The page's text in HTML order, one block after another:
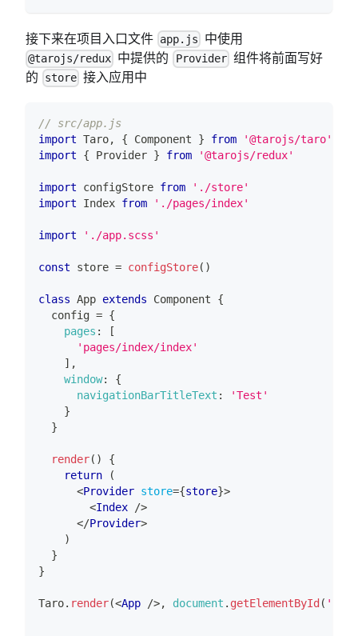
接下来在项目入口文件 app.js 中使用
@tarojs/redux 中提供的 Provider组件将前面写好
的
store 接入应用中
// src/app.js
import Taro, { Component } from
'@tarojs/taro'
import
{ Provider } from '@tarojs/redux'
import configStore from
'./store'
import
Index from './pages/index'
import './app.scss'
const store = configStore( )
class App extends Component
{
  config
= {
pages :
[
'pages/index/index'
] ,
window:
{
navigationBarTitleText :
'Test'
}
}
render( )
{
return
(
<Provider store={store}>
<Index />
</Provider>
)
}
}
Taro. render(<App />, document . getElementById ( 'app'